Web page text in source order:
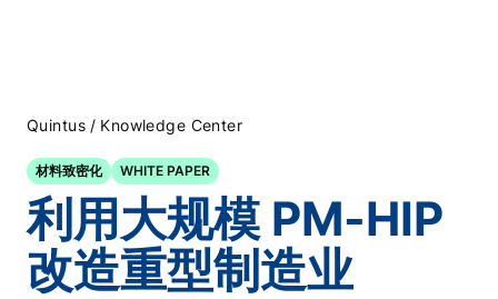
Quintus / Knowledge Center
材料致密化 WHITE PAPER
利用大规模 PM-HIP
改造重型制造业